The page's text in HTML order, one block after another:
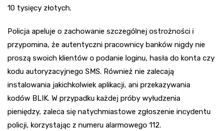
10 tysięcy złotych.
Policja apeluje o zachowanie szczególnej ostrożności i
przypomina, że autentyczni pracownicy banków nigdy nie
proszą swoich klientów o podanie loginu, hasła do konta czy
kodu autoryzacyjnego SMS. Również nie zalecają
instalowania jakichkolwiek aplikacji, ani przekazywania
kodów BLIK. W przypadku każdej próby wyłudzenia
pieniędzy, zaleca się natychmiastowe zgłoszenie incydentu
policji, korzystając z numeru alarmowego 112.